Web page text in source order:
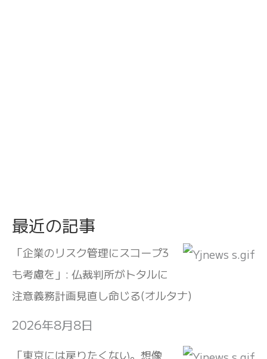
最近の記事
「企業のリスク管理にスコープ3
も考慮を」: 仏裁判所がトタルに
注意義務計画見直し命じる(オルタナ)
2026年8月8日
「東京には戻りたくない。想像